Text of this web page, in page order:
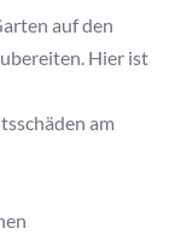
auf den
Hier ist
am